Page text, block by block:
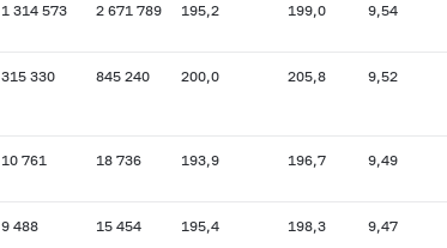
1 314 573 2 671 789 195,2 199,0 9,54
315 330 845 240 200,0 205,8 9,52
10 761 18 736 193,9 196,7 9,49
9 488 15 454 195,4 198,3 9,47